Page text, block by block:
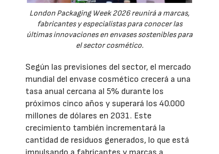
London Packaging Week 2026 reunirá a marcas,
fabricantes y especialistas para conocer las
últimas innovaciones en envases sostenibles para
el sector cosmético.
Según las previsiones del sector, el mercado
mundial del envase cosmético crecerá a una
tasa anual cercana al 5% durante los
próximos cinco años y superará los 40.000
millones de dólares en 2031. Este
crecimiento también incrementará la
cantidad de residuos generados, lo que está